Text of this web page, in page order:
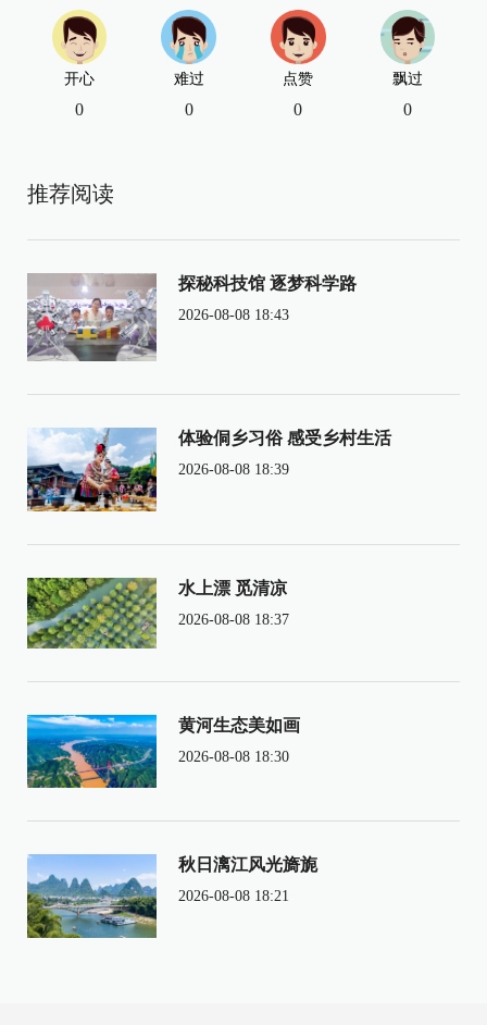
开心
0
难过
0
点赞
0
飘过
0
推荐阅读
探秘科技馆 逐梦科学路
2026-08-08 18:43
体验侗乡习俗 感受乡村生活
2026-08-08 18:39
水上漂 觅清凉
2026-08-08 18:37
黄河生态美如画
2026-08-08 18:30
秋日漓江风光旖旎
2026-08-08 18:21